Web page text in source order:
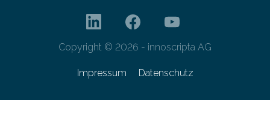
Copyright © 2026 - innoscripta AG
Impressum Datenschutz